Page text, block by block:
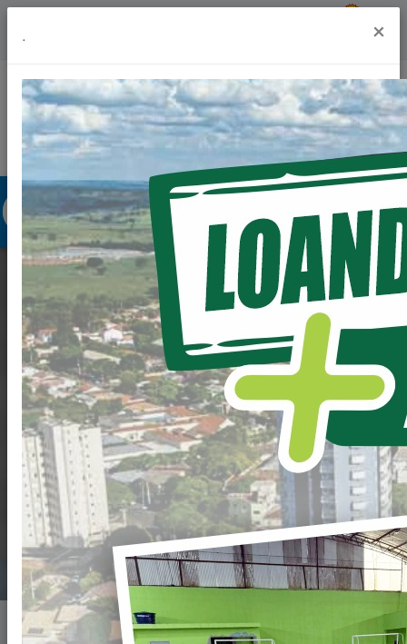
O NATAL CHEGOU
OFICIALMENTE A
LOANDA COM UMA
NOITE MARCADA
POR EMOÇÃO E
ENCANTAMENTO.
Home Notícias
. ×